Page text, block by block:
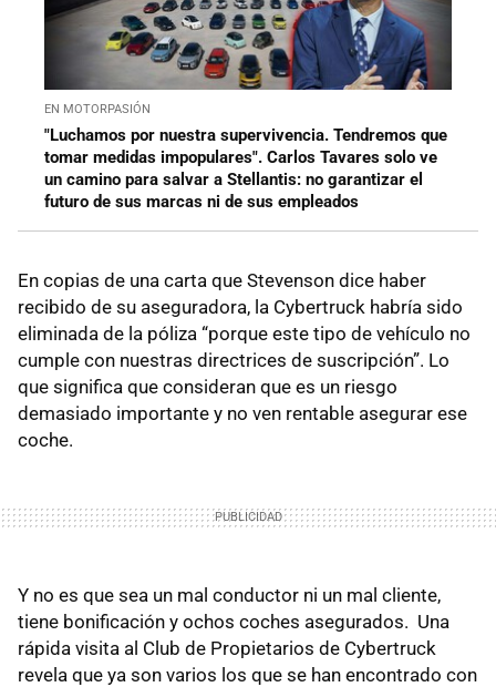
EN MOTORPASIÓN
"Luchamos por nuestra supervivencia. Tendremos que
tomar medidas impopulares". Carlos Tavares solo ve
un camino para salvar a Stellantis: no garantizar el
futuro de sus marcas ni de sus empleados
En copias de una carta que Stevenson dice haber
recibido de su aseguradora, la Cybertruck habría sido
eliminada de la póliza “porque este tipo de vehículo no
cumple con nuestras directrices de suscripción”. Lo
que significa que consideran que es un riesgo
demasiado importante y no ven rentable asegurar ese
coche.
Y no es que sea un mal conductor ni un mal cliente,
tiene bonificación y ochos coches asegurados. Una
rápida visita al Club de Propietarios de Cybertruck
revela que ya son varios los que se han encontrado con